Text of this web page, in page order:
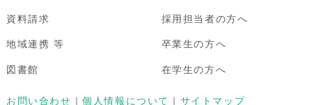
資料請求
地域連携 等
図書館
採用担当者の方へ
卒業生の方へ
在学生の方へ
お問い合わせ ｜個人情報について ｜ サイトマップ